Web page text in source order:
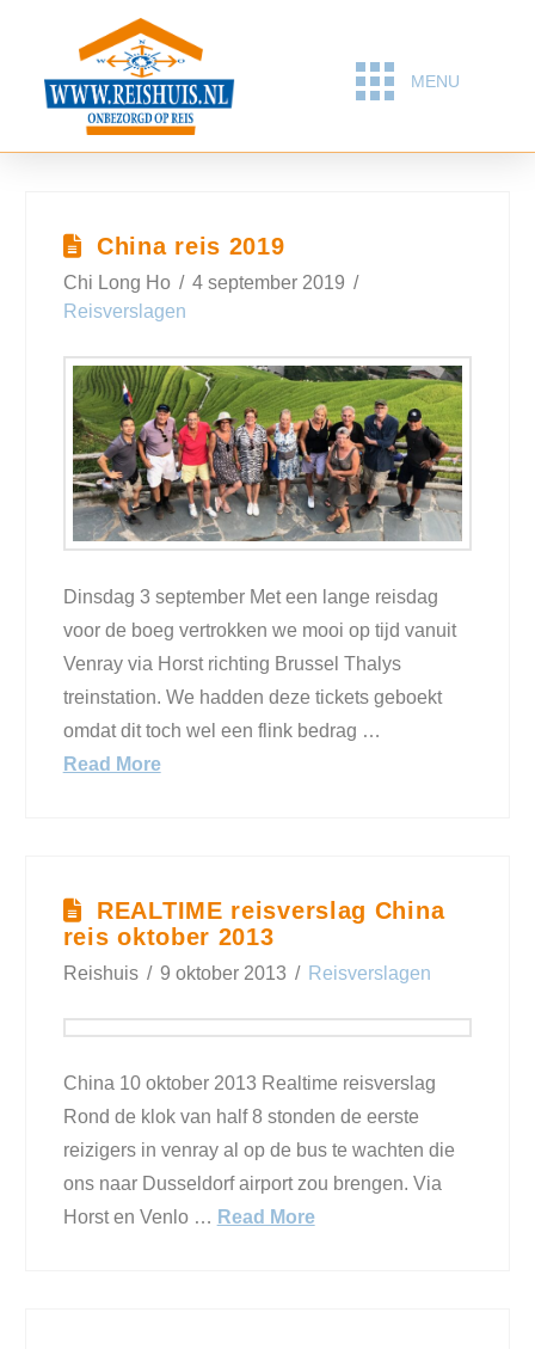
MENU
China reis 2019
Chi Long Ho
4 september 2019
Reisverslagen
Dinsdag 3 september Met een lange reisdag
voor de boeg vertrokken we mooi op tijd vanuit
Venray via Horst richting Brussel Thalys
treinstation. We hadden deze tickets geboekt
omdat dit toch wel een flink bedrag …
Read More
REALTIME reisverslag China
reis oktober 2013
Reishuis 9 oktober 2013 Reisverslagen
China 10 oktober 2013 Realtime reisverslag
Rond de klok van half 8 stonden de eerste
reizigers in venray al op de bus te wachten die
ons naar Dusseldorf airport zou brengen. Via
Horst en Venlo … Read More